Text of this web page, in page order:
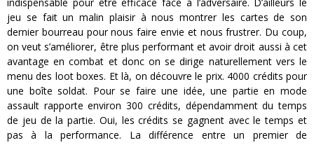
jeu se fait un malin plaisir à nous montrer les cartes de son
dernier bourreau pour nous faire envie et nous frustrer. Du coup,
on veut s’améliorer, être plus performant et avoir droit aussi à cet
avantage en combat et donc on se dirige naturellement vers le
menu des loot boxes. Et là, on découvre le prix. 4000 crédits pour
une boîte soldat. Pour se faire une idée, une partie en mode
assault rapporte environ 300 crédits, dépendamment du temps
de jeu de la partie. Oui, les crédits se gagnent avec le temps et
pas à la performance. La différence entre un premier de